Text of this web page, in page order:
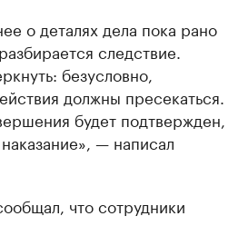
о деталях дела пока рано
следствие.
безусловно,
должны пресекаться.
будет подтвержден,
— написал
что сотрудники